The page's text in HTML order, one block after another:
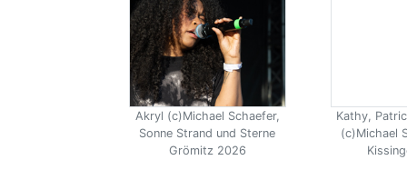
Akryl (c)Michael Schaefer,
Sonne Strand und Sterne
Grömitz 2026
Kathy,
(c)Michael